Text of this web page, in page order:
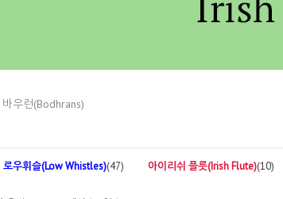
바우런(Bodhrans)
로우휘슬(Low Whistles)(47) 아이리쉬 플릇(Irish Flute)(10)